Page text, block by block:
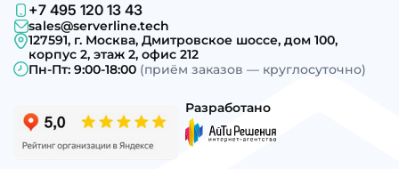
+7 495 120 13 43
sales@serverline.tech
127591, г. Москва, Дмитровское шоссе, дом 100,
корпус 2, этаж 2, офис 212
Пн-Пт: 9:00-18:00 (приём заказов — круглосуточно)
Разработано